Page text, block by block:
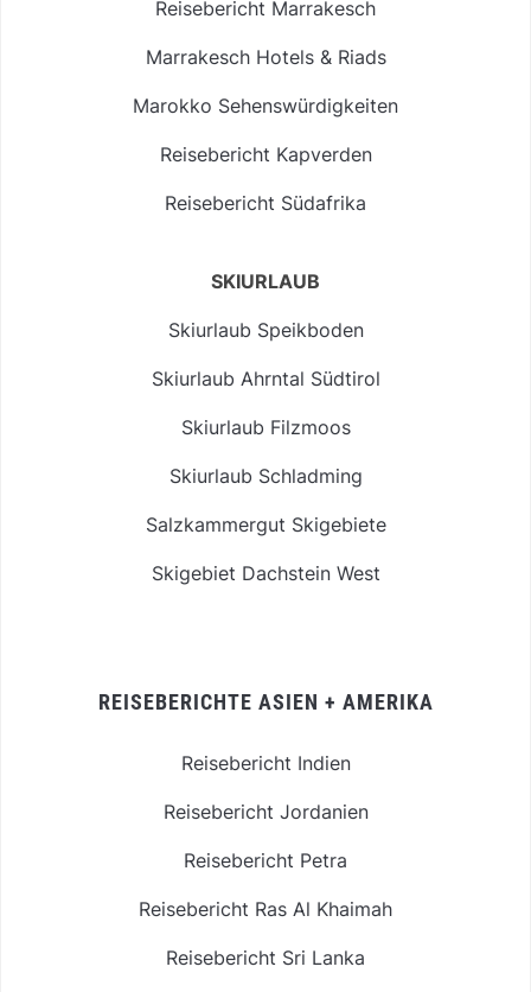
Reisebericht Marrakesch
Marrakesch Hotels & Riads
Marokko Sehenswürdigkeiten
Reisebericht Kapverden
Reisebericht Südafrika
SKIURLAUB
Skiurlaub Speikboden
Skiurlaub Ahrntal Südtirol
Skiurlaub Filzmoos
Skiurlaub Schladming
Salzkammergut Skigebiete
Skigebiet Dachstein West
REISEBERICHTE ASIEN + AMERIKA
Reisebericht Indien
Reisebericht Jordanien
Reisebericht Petra
Reisebericht Ras Al Khaimah
Reisebericht Sri Lanka